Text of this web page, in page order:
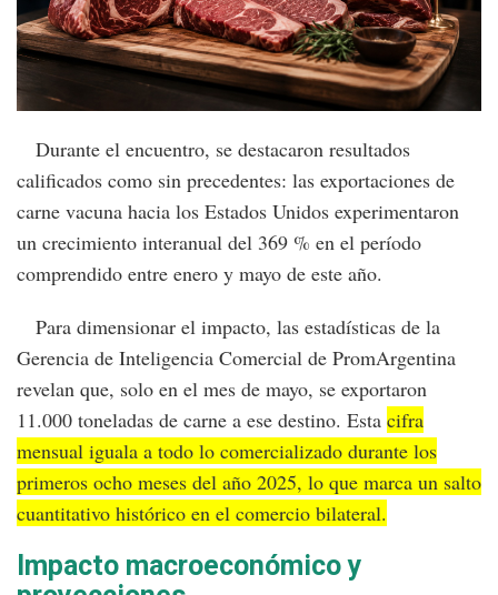
Durante el encuentro, se destacaron resultados
calificados como sin precedentes: las exportaciones de
carne vacuna hacia los Estados Unidos experimentaron
un crecimiento interanual del 369 % en el período
comprendido entre enero y mayo de este año.
Para dimensionar el impacto, las estadísticas de la
Gerencia de Inteligencia Comercial de PromArgentina
revelan que, solo en el mes de mayo, se exportaron
11.000 toneladas de carne a ese destino. Esta cifra
mensual iguala a todo lo comercializado durante los
primeros ocho meses del año 2025, lo que marca un salto
cuantitativo histórico en el comercio bilateral.
Impacto macroeconómico y